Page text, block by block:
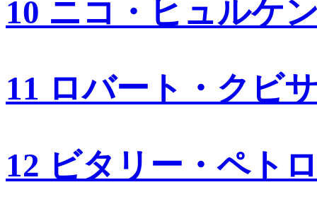
10 ニコ・ヒュルケ
11 ロバート・クビ
12 ビタリー・ペト